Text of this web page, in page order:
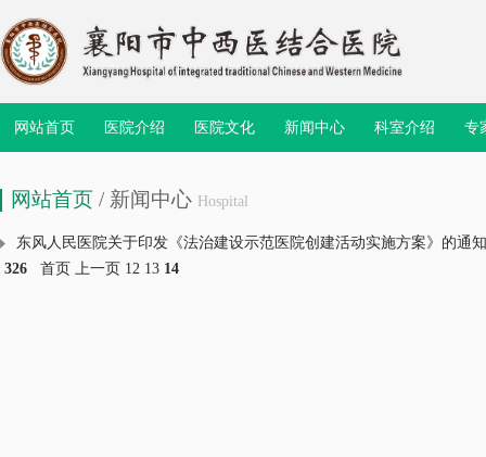
网站首页 医院介绍 医院文化 新闻中心 科室介绍 专
网站首页 / 新闻中心 Hospital
东风人民医院关于印发《法治建设示范医院创建活动实施方案》的通知
326
首页 上一页 12 13 14